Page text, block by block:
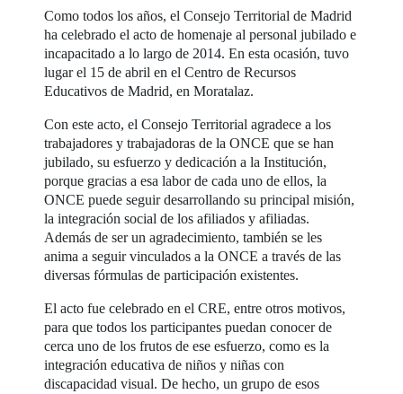
Como todos los años, el Consejo Territorial de Madrid
ha celebrado el acto de homenaje al personal jubilado e
incapacitado a lo largo de 2014. En esta ocasión, tuvo
lugar el 15 de abril en el Centro de Recursos
Educativos de Madrid, en Moratalaz.
Con este acto, el Consejo Territorial agradece a los
trabajadores y trabajadoras de la ONCE que se han
jubilado, su esfuerzo y dedicación a la Institución,
porque gracias a esa labor de cada uno de ellos, la
ONCE puede seguir desarrollando su principal misión,
la integración social de los afiliados y afiliadas.
Además de ser un agradecimiento, también se les
anima a seguir vinculados a la ONCE a través de las
diversas fórmulas de participación existentes.
El acto fue celebrado en el CRE, entre otros motivos,
para que todos los participantes puedan conocer de
cerca uno de los frutos de ese esfuerzo, como es la
integración educativa de niños y niñas con
discapacidad visual. De hecho, un grupo de esos